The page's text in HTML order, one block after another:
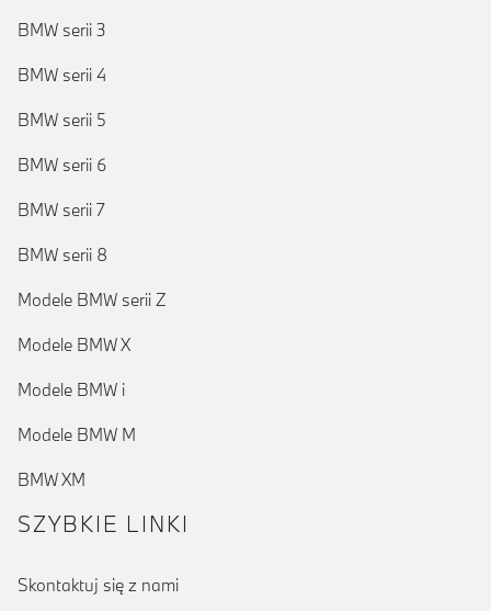
BMW serii 3
BMW serii 4
BMW serii 5
BMW serii 6
BMW serii 7
BMW serii 8
Modele BMW serii Z
Modele BMW X
Modele BMW i
Modele BMW M
BMW XM
SZYBKIE LINKI
Skontaktuj się z nami